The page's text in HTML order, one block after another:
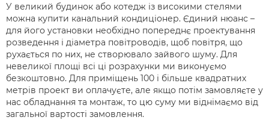
У великий будинок або котедж із високими стелями
можна купити канальний кондиціонер. Єдиний нюанс –
для його установки необхідно попереднє проектування
розведення і діаметра повітроводів, щоб повітря, що
рухається по них, не створювало зайвого шуму. Для
невеликої площі всі ці розрахунки ми виконуємо
безкоштовно. Для приміщень 100 і більше квадратних
метрів проект ви оплачуєте, але якщо потім замовляєте у
нас обладнання та монтаж, то цю суму ми віднімаємо від
загальної вартості замовлення.